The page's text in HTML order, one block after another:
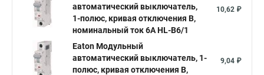
автоматический выключатель,
1-полюс, кривая отключения B,
номинальный ток 6А HL-B6/1
10,62 ₽
Eaton Модульный
автоматический выключатель, 1-
полюс, кривая отключения B,
9,04 ₽